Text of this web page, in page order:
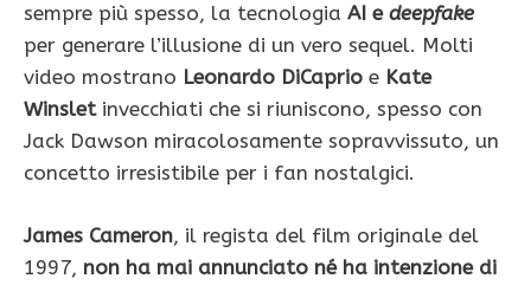
sempre più spesso, la tecnologia AI e deepfake
per generare l’illusione di un vero sequel. Molti
video mostrano Leonardo DiCaprio e Kate
Winsletinvecchiati che si riuniscono, spesso con
Jack Dawson miracolosamente sopravvissuto, un
concetto irresistibile per i fan nostalgici.
James Cameron, il regista del film originale del
1997, non ha mai annunciato né ha intenzione di